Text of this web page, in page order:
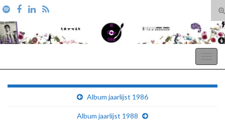
Search for:
Album jaarlijst 1986
Album jaarlijst 1988